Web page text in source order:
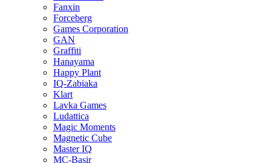
Fanxin
Forceberg
Games Corporation
GAN
Graffiti
Hanayama
Happy Plant
IQ-Zabiaka
Klart
Lavka Games
Ludattica
Magic Moments
Magnetic Cube
Master IQ
MC-Basir